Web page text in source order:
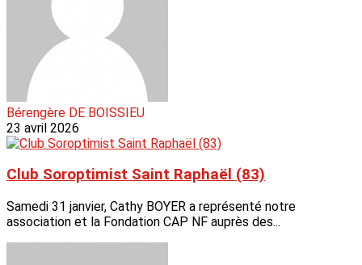
Bérengère DE BOISSIEU
23 avril 2026
Club Soroptimist Saint Raphaël (83)
Samedi 31 janvier, Cathy BOYER a représenté notre
association et la Fondation CAP NF auprès des...